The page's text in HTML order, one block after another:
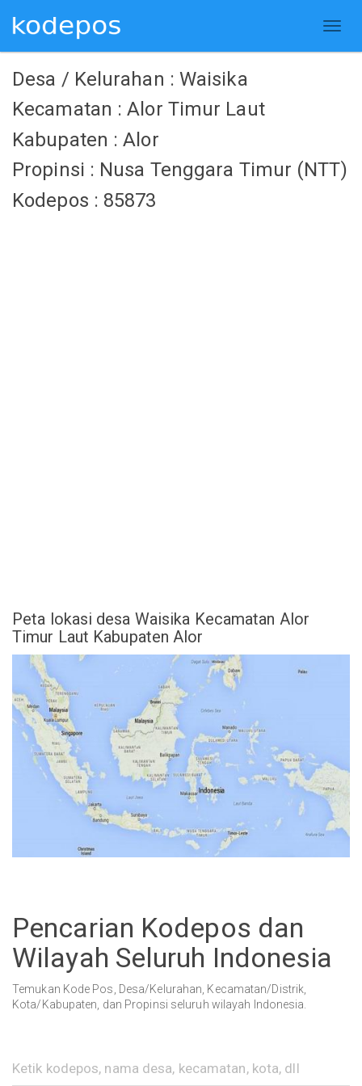
Desa / Kelurahan : Waisika
Kecamatan : Alor Timur Laut
Kabupaten : Alor
Propinsi : Nusa Tenggara Timur (NTT)
Kodepos : 85873
Peta lokasi desa Waisika Kecamatan Alor
Timur Laut Kabupaten Alor
Pencarian Kodepos dan
Wilayah Seluruh Indonesia
Temukan Kode Pos, Desa/Kelurahan, Kecamatan/Distrik,
Kota/Kabupaten, dan Propinsi seluruh wilayah Indonesia.